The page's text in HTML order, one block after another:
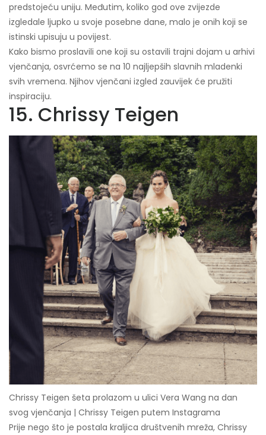
predstojeću uniju. Međutim, koliko god ove zvijezde
izgledale ljupko u svoje posebne dane, malo je onih koji se
istinski upisuju u povijest.
Kako bismo proslavili one koji su ostavili trajni dojam u arhivi
vjenčanja, osvrćemo se na 10 najljepših slavnih mladenki
svih vremena. Njihov vjenčani izgled zauvijek će pružiti
inspiraciju.
15. Chrissy Teigen
Chrissy Teigen šeta prolazom u ulici Vera Wang na dan
svog vjenčanja | Chrissy Teigen putem Instagrama
Prije nego što je postala kraljica društvenih mreža, Chrissy